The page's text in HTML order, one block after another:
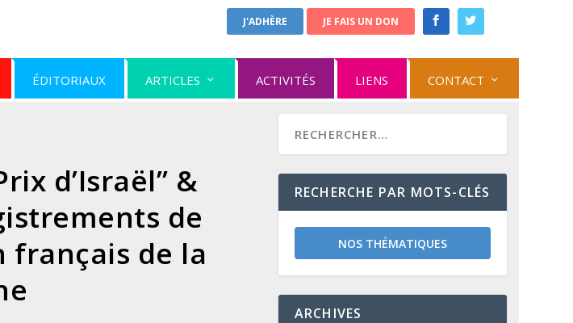
J'ADHÈRE JE FAIS UN DON
ÉDITORIAUX ARTICLES ACTIVITÉS LIENS CONTACT
d’Israël” &
de
français de la
RECHERCHE PAR MOTS-CLÉS
NOS THÉMATIQUES
ARCHIVES